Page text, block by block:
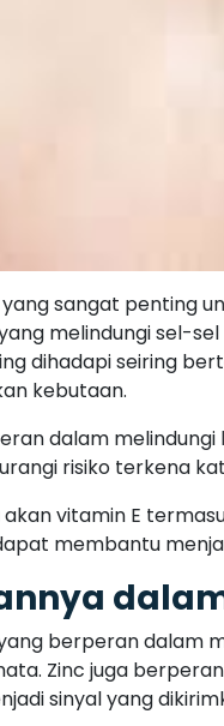
sangat penting
melindungi sel-
dihadapi seiring
kebutaan.
dalam
risiko terkena
vitamin E
membantu
berperan dalam
Zinc juga
sinyal yang